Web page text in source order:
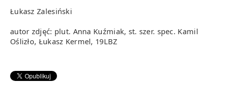
Łukasz Zalesiński
autor zdjęć: plut. Anna Kuźmiak, st. szer. spec. Kamil
Oślizło, Łukasz Kermel, 19LBZ